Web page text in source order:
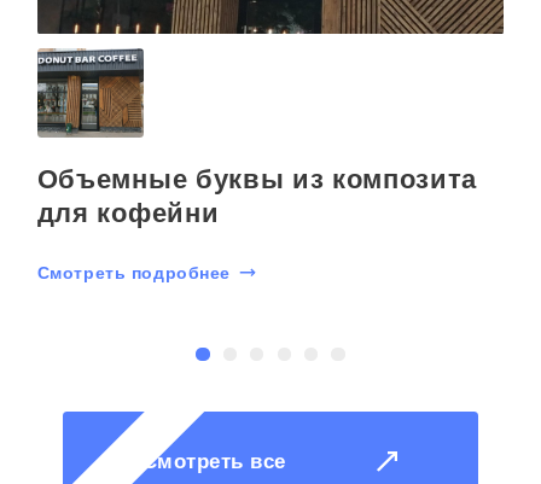
Объемные буквы из композита
для кофейни
Смотреть подробнее
Смотреть все